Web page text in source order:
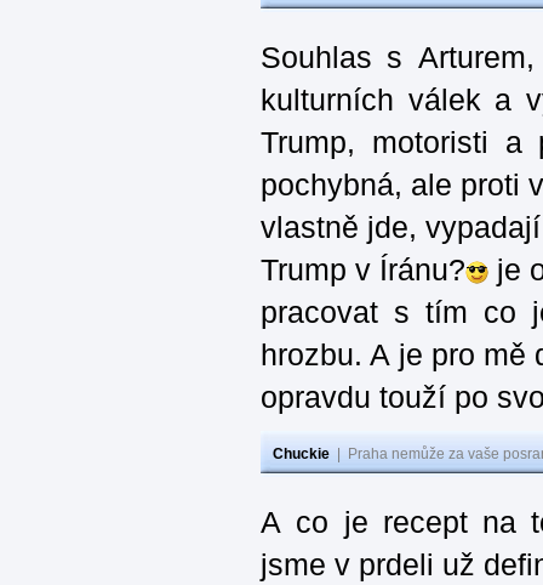
Souhlas s
kulturních válek a
Trump, motoristi a
pochybná, ale proti
vlastně jde,
Trump v Íránu?
je
pracovat s tím co
hrozbu. A je pro
opravdu touží po
Chuckie Praha nemůže za vaše
A co je recept na
jsme v prdeli už